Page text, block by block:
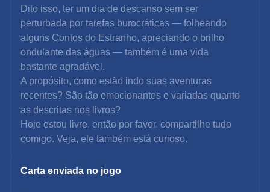
Dito isso, ter um dia de descanso sem ser
perturbada por tarefas burocráticas — folheando
alguns Contos do Estranho, apreciando o brilho
ondulante das águas — também é uma vida
bastante agradável.
A propósito, como estão indo suas aventuras
recentes? São tão emocionantes e variadas quanto
as descritas nos livros?
Hoje estou livre, então por favor, compartilhe tudo
comigo. Veja, ele também está curioso.
Carta enviada no jogo